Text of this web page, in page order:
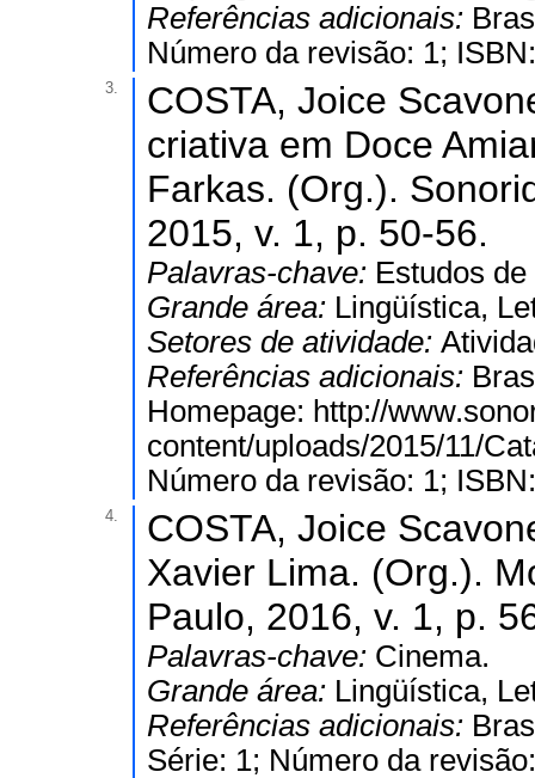
Referências adicionais:
Número da revisão: 1;
3.
COSTA, Joice
criativa em Doce
Farkas. (Org.).
2015, v. 1, p. 50-56.
Palavras-chave: Estudos
Grande área: Lingüística,
Setores de atividade:
Referências adicionais:
Homepage: http://
content/uploads/2015/11/
Número da revisão: 1;
4.
COSTA, Joice
Xavier Lima. (Org.).
Paulo, 2016, v. 1, p.
Palavras-chave: Cinema.
Grande área: Lingüística,
Referências adicionais:
Série: 1; Número da